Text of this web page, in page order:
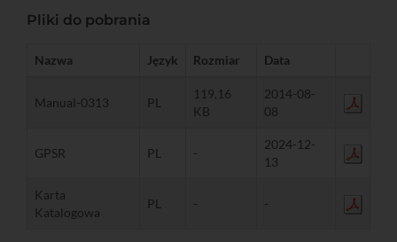
Pliki do pobrania
Nazwa Język Rozmiar Data
Manual-0313 PL
119,16
KB
2014-08-
08
GPSR PL -
2024-12-
13
Karta
Katalogowa
PL - -